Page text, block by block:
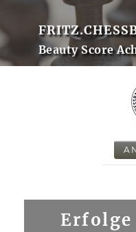
Beauty Score